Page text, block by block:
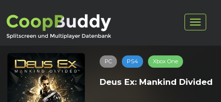
PC PS4 Xbox One
Deus Ex: Mankind Divided